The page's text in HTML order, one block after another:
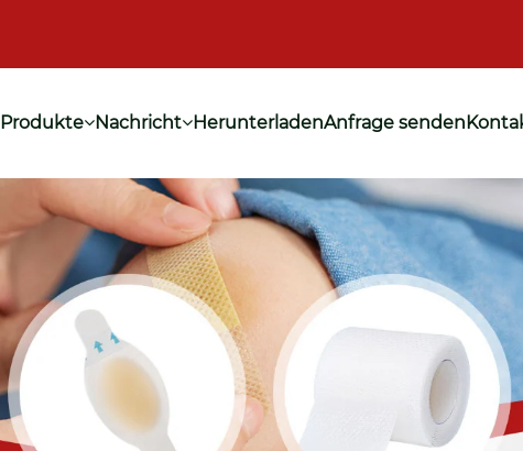
Produkte Nachricht HerunterladenAnfrage senden